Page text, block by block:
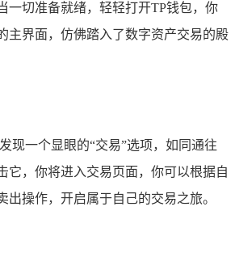
一切准备就绪，轻轻打开TP钱包，你
主界面，仿佛踏入了数字资产交易的殿
现一个显眼的“交易”选项，如同通往
它，你将进入交易页面，你可以根据自
出操作，开启属于自己的交易之旅。